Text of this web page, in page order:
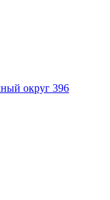
округ 396